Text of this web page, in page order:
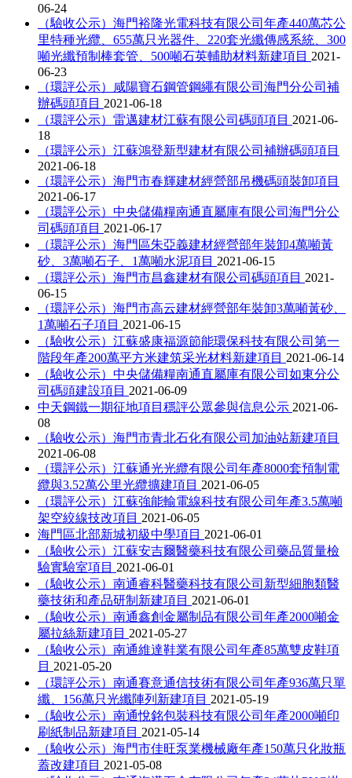
06-24
（驗收公示）海門裕隆光電科技有限公司年產440萬芯公
里特種光纜、655萬只光器件、220套光纖傳感系統、300
噸光纖預制棒套管、500噸石英輔助材料新建項目 2021-
06-23
（環評公示）咸陽寶石鋼管鋼繩有限公司海門分公司補
辦碼頭項目 2021-06-18
（環評公示）雷邁建材江蘇有限公司碼頭項目 2021-06-
18
（環評公示）江蘇鴻登新型建材有限公司補辦碼頭項目
2021-06-18
（環評公示）海門市春輝建材經營部吊機碼頭裝卸項目
2021-06-17
（環評公示）中央儲備糧南通直屬庫有限公司海門分公
司碼頭項目 2021-06-17
（環評公示）海門區朱亞義建材經營部年裝卸4萬噸黃
砂、3萬噸石子、1萬噸水泥項目 2021-06-15
（環評公示）海門市昌鑫建材有限公司碼頭項目 2021-
06-15
（環評公示）海門市高云建材經營部年裝卸3萬噸黃砂、
1萬噸石子項目 2021-06-15
（驗收公示）江蘇盛康福源節能環保科技有限公司第一
階段年產200萬平方米建筑采光材料新建項目 2021-06-14
（驗收公示）中央儲備糧南通直屬庫有限公司如東分公
司碼頭建設項目 2021-06-09
中天鋼鐵一期征地項目穩評公眾參與信息公示 2021-06-
08
（驗收公示）海門市青北石化有限公司加油站新建項目
2021-06-08
（環評公示）江蘇通光光纜有限公司年產8000套預制電
纜與3.52萬公里光纜擴建項目 2021-06-05
（環評公示）江蘇強能輸電線科技有限公司年產3.5萬噸
架空絞線技改項目 2021-06-05
海門區北部新城初級中學項目 2021-06-01
（驗收公示）江蘇安吉爾醫藥科技有限公司藥品質量檢
驗實驗室項目 2021-06-01
（驗收公示）南通睿科醫藥科技有限公司新型細胞類醫
藥技術和產品研制新建項目 2021-06-01
（驗收公示）南通鑫創金屬制品有限公司年產2000噸金
屬拉絲新建項目 2021-05-27
（驗收公示）南通維達鞋業有限公司年產85萬雙皮鞋項
目 2021-05-20
（環評公示）南通賽意通信技術有限公司年產936萬只單
纖、156萬只光纖陣列新建項目 2021-05-19
（驗收公示）南通悅銘包裝科技有限公司年產2000噸印
刷紙制品新建項目 2021-05-14
（驗收公示）海門市佳旺泵業機械廠年產150萬只化妝瓶
蓋改建項目 2021-05-08